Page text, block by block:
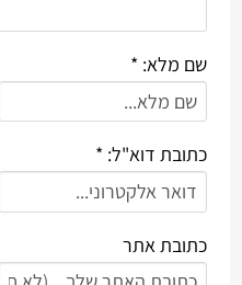
שם מלא: *
כתובת דוא"ל: *
כתובת אתר